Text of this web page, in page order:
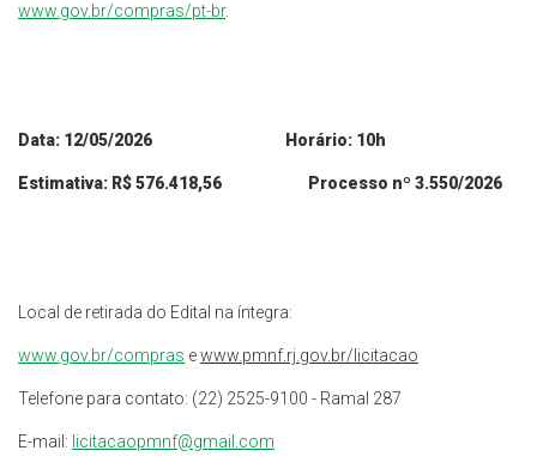
www.gov.br/compras/pt-br.
Data: 12/05/2026 Horário: 10h
Estimativa: R$576.418,56 Processo nº 3.550/2026
Local de retirada do Edital na íntegra:
www.gov.br/compras ewww.pmnf.rj.gov.br/licitacao
Telefone para contato: (22) 2525-9100 - Ramal 287
E-mail: licitacaopmnf@gmail.com